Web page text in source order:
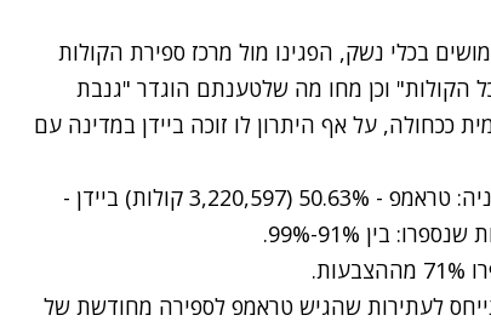
חמושים בכלי נשק, הפגינו מול מרכז ספירת הקולות
הקולות" וכן מחו מה שלטענתם הוגדר "גנבת
ככחולה, על אף היתרון לו זוכה ביידן במדינה עם
08:30 - עדכון מספירת הקולות בפנסילבניה: טראמפ - 50.63% (3,220,597 קולות) ביידן -
לעתירות שהגיש טראמפ לספירה מחודשת של